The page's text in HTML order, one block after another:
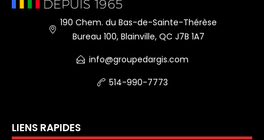
190 Chem. du Bas-de-Sainte-Thérèse
Bureau 100, Blainville, QC J7B 1A7
info@groupedargis.com
514-990-7773
LIENS RAPIDES